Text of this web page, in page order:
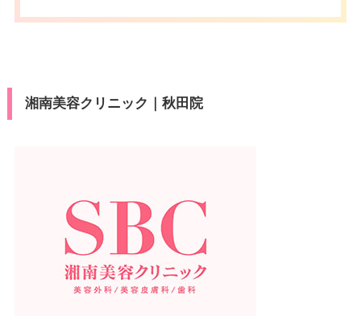
湘南美容クリニック｜秋田院